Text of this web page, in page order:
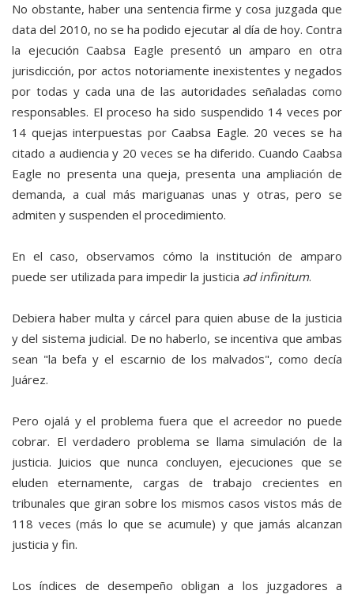
No obstante, haber una sentencia firme y cosa juzgada que
data del 2010, no se ha podido ejecutar al día de hoy. Contra
la ejecución Caabsa Eagle presentó un amparo en otra
jurisdicción, por actos notoriamente inexistentes y negados
por todas y cada una de las autoridades señaladas como
responsables. El proceso ha sido suspendido 14 veces por
14 quejas interpuestas por Caabsa Eagle. 20 veces se ha
citado a audiencia y 20 veces se ha diferido. Cuando Caabsa
Eagle no presenta una queja, presenta una ampliación de
demanda, a cual más mariguanas unas y otras, pero se
admiten y suspenden el procedimiento.
En el caso, observamos cómo la institución de amparo
puede ser utilizada para impedir la justicia ad infinitum.
Debiera haber multa y cárcel para quien abuse de la justicia
y del sistema judicial. De no haberlo, se incentiva que ambas
sean "la befa y el escarnio de los malvados", como decía
Juárez.
Pero ojalá y el problema fuera que el acreedor no puede
cobrar. El verdadero problema se llama simulación de la
justicia. Juicios que nunca concluyen, ejecuciones que se
eluden eternamente, cargas de trabajo crecientes en
tribunales que giran sobre los mismos casos vistos más de
118 veces (más lo que se acumule) y que jamás alcanzan
justicia y fin.
Los índices de desempeño obligan a los juzgadores a